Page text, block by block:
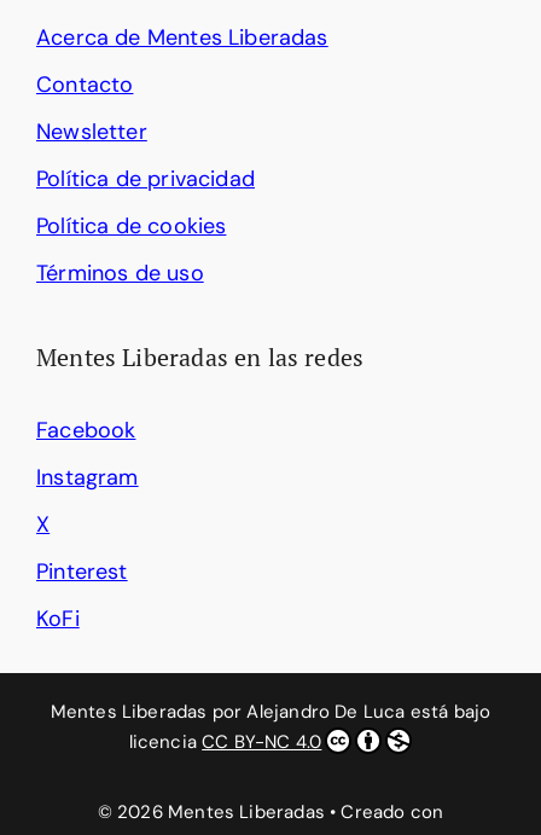
Acerca de Mentes Liberadas
Contacto
Newsletter
Política de privacidad
Política de cookies
Términos de uso
Mentes Liberadas en las redes
Facebook
Instagram
X
Pinterest
KoFi
Mentes Liberadas porAlejandro De Luca está bajo
licenciaCC BY-NC 4.0
© 2026 Mentes Liberadas • Creado con